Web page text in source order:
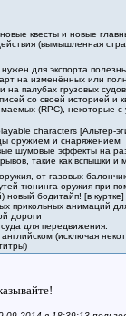
квесты и новые
(вымышленная
для экспорта
на изменённых или
на палубах грузовых
со своей историей и
(RPC), некоторые
characters [Альтер-
оружием и снаряжением
шумовые эффекты на
такие как вспышки и
от газовых
тюнинга оружия при
новый бодитайп! [в куртке]
прикольных анимаций
дороги
для передвижения.
(исключая